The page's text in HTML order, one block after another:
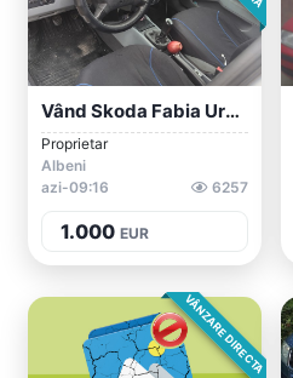
Vând Skoda Fabia Urgent An 2002
Proprietar
Albeni
azi-09:16
6257
1.000 EUR
VÂNZARE DIRECTA